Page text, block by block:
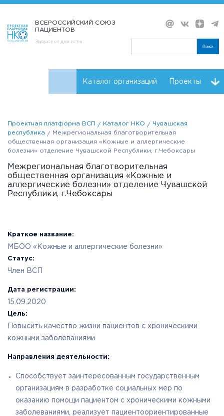
ВСЕРОССИЙСКИЙ СОЮЗ
ПАЦИЕНТОВ
Здоровье для всех
Поиск
Каталог организаций Проекты
Проектная платформа ВСП Каталог НКО
Чувашская
республика
Межрегиональная благотворительная
общественная организация «Кожные и аллергические
болезни» отделение Чувашской Республики, г.Чебоксары
Межрегиональная благотворительная
общественная организация «Кожные и
аллергические болезни» отделение Чувашской
Республики, г.Чебоксары
Краткое название:
МБОО «Кожные и аллергические болезни»
Статус:
Член ВСП
Дата регистрации:
15.09.2020
Цель:
Повысить качество жизни пациентов с хроническими
кожными заболеваниями.
Направления деятельности:
Способствует заинтересованным государственным
организациям в разработке социальных мер по
оказанию помощи пациентом с хроническими кожными
заболеваниями, реализует пациентоориентированные